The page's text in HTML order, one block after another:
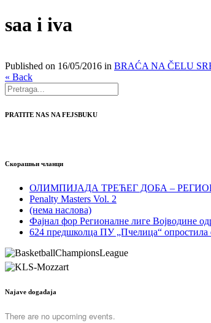
saa i iva
Published on 16/05/2016 in BRAĆA NA ČELU
« Back
PRATITE NAS NA FEJSBUKU
Скорашњи чланци
ОЛИМПИЈАДА ТРЕЋЕГ ДОБА –
Penalty Masters Vol. 2
(нема наслова)
Фајнал фор Регионалне лиге Војводине
624 предшколца ПУ „Пчелица“ опростила
Najave događaja
There are no upcoming events.